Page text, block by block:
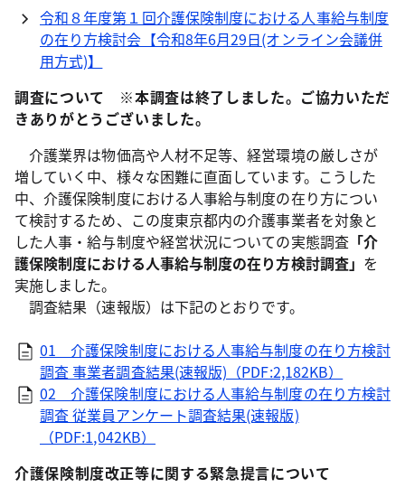
令和８年度第１回介護保険制度における人事給与制度
の在り方検討会【令和8年6月29日(オンライン会議併
用方式)】
調査について ※本調査は終了しました。ご協力いただ
きありがとうございました。
介護業界は物価高や人材不足等、経営環境の厳しさが
増していく中、様々な困難に直面しています。こうした
中、介護保険制度における人事給与制度の在り方につい
て検討するため、この度東京都内の介護事業者を対象と
した人事・給与制度や経営状況についての実態調査「介
護保険制度における人事給与制度の在り方検討調査」 を
実施しました。
調査結果（速報版）は下記のとおりです。
01 介護保険制度における人事給与制度の在り方検討
調査 事業者調査結果(速報版)（PDF:2,182KB）
02 介護保険制度における人事給与制度の在り方検討
調査 従業員アンケート調査結果(速報版)
（PDF:1,042KB）
介護保険制度改正等に関する緊急提言について